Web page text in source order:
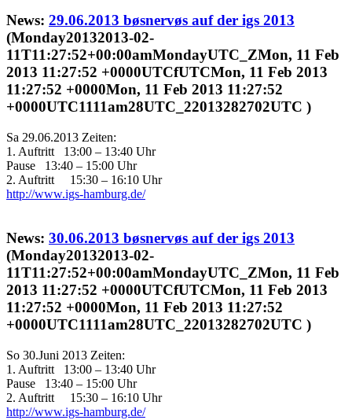
News: 29.06.2013 bøsnervøs auf der igs 2013
(Monday20132013-02-
11T11:27:52+00:00amMondayUTC_ZMon, 11 Feb
2013 11:27:52 +0000UTCfUTCMon, 11 Feb 2013
11:27:52 +0000Mon, 11 Feb 2013 11:27:52
+0000UTC1111am28UTC_22013282702UTC )
Sa 29.06.2013 Zeiten:
1. Auftritt 13:00 – 13:40 Uhr
Pause 13:40 – 15:00 Uhr
2. Auftritt 15:30 – 16:10 Uhr
http://www.igs-hamburg.de/
News: 30.06.2013 bøsnervøs auf der igs 2013
(Monday20132013-02-
11T11:27:52+00:00amMondayUTC_ZMon, 11 Feb
2013 11:27:52 +0000UTCfUTCMon, 11 Feb 2013
11:27:52 +0000Mon, 11 Feb 2013 11:27:52
+0000UTC1111am28UTC_22013282702UTC )
So 30.Juni 2013 Zeiten:
1. Auftritt 13:00 – 13:40 Uhr
Pause 13:40 – 15:00 Uhr
2. Auftritt 15:30 – 16:10 Uhr
http://www.igs-hamburg.de/